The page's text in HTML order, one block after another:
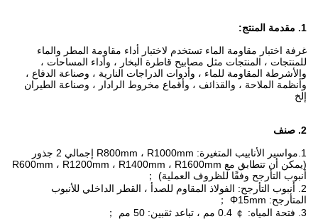
1.
مقدمة المنتج:
غرفة اختبار مقاومة الماء تستخدم لاختبار أداء مقاومة المطر والماء
للمنتجات ، المنتجات مثل مصابيح قاطرة البخار ، وأداء المساحات ،
والأشرطة المقاومة للماء ، وأدوات الدراجات النارية ، وصناعة الدفاع ،
وأنظمة الملاحة ، والقذائف ، وأقماع مخروط الرادار ، وصناعة الطيران
إلخ
2. صنف
1.مواسير الأنابيب المتغيرة: R800mm ، R1000mm إجمالي 2 جذور
(يمكن أن تتطابق مع R600mm ، R1200mm ، R1400mm ، R1600mm
أنبوب التأرجح وفقًا للظروف العملية) ；
2. أنبوب التأرجح: الفولاذ المقاوم للصدأ ، القطر الداخلي للأنبوب
المتأرجح: Φ15mm ；
3. فتحة المياه: ￠ 0.4 مم ، تباعد ثقبين: 50 مم ；